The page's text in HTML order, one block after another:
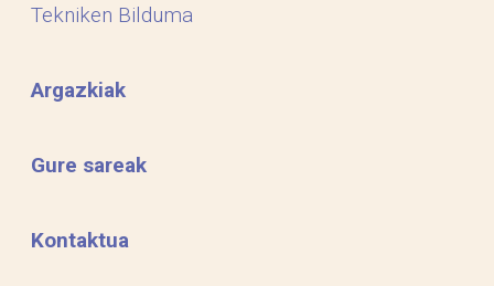
Tekniken Bilduma
Argazkiak
Gure sareak
Kontaktua